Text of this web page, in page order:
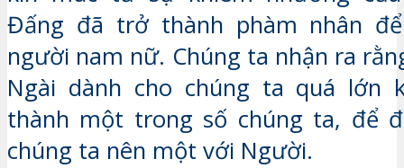
Đấng đã trở thành phàm nhân
người nam nữ. Chúng ta nhận ra
Ngài dành cho chúng ta quá lớn
thành một trong số chúng ta, để
chúng ta nên một với Người.